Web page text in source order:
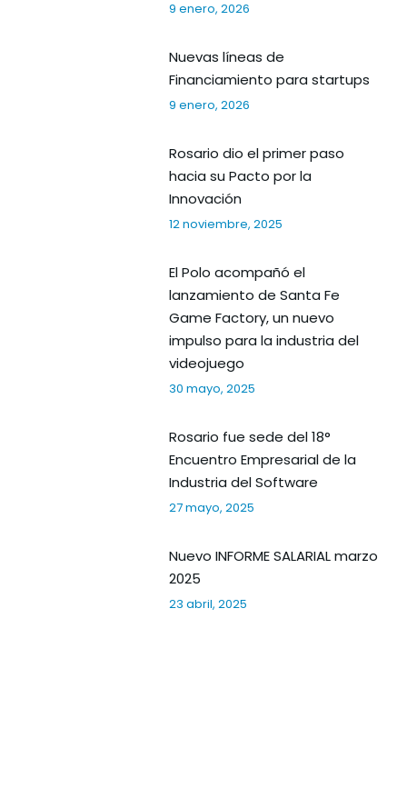
9 enero, 2026
Nuevas líneas de
Financiamiento para startups
9 enero, 2026
Rosario dio el primer paso
hacia su Pacto por la
Innovación
12 noviembre, 2025
El Polo acompañó el
lanzamiento de Santa Fe
Game Factory, un nuevo
impulso para la industria del
videojuego
30 mayo, 2025
Rosario fue sede del 18°
Encuentro Empresarial de la
Industria del Software
27 mayo, 2025
Nuevo INFORME SALARIAL marzo
2025
23 abril, 2025